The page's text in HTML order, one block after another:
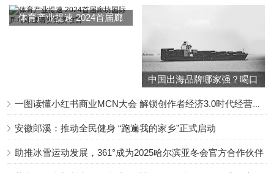
裤呢，整体看起来都会显得非常的美呢，这样的她看着也是
比较有气质的。
孙俪不化妆的时候呢，整个人看起来就是显得普通的不少
啊，因为皮肤感觉也会显得比较的黑的，她穿着一件黑色衬
穿的就是那种非常的休闲的呀，给人感觉还是比较的接地
体育产业提速 2024首届廊
中国出海品牌哪家强？喝口
安徽郎溪：推动全民健身 “跑遍我的家乡”正式启动
助推冰雪运动发展，361°成为2025哈尔滨亚冬会官方合作伙伴